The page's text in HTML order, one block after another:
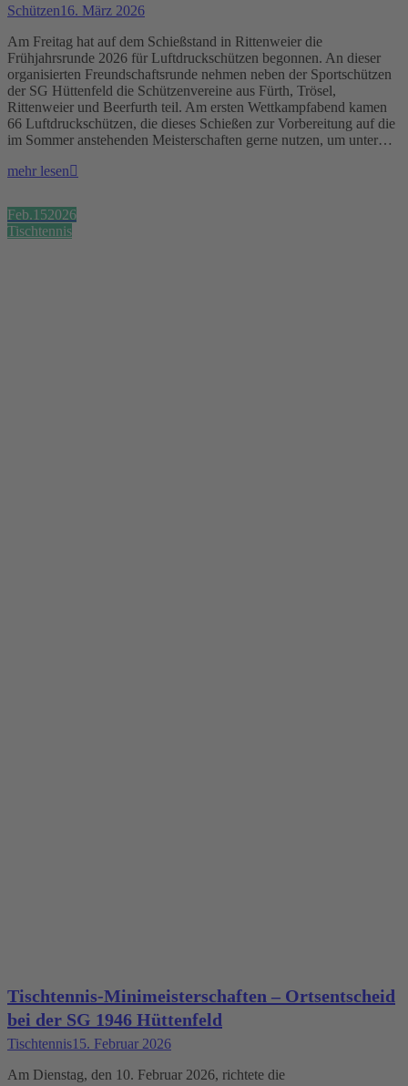
Schützen16. März 2026
Am Freitag hat auf dem Schießstand in Rittenweier die
Frühjahrsrunde 2026 für Luftdruckschützen begonnen. An dieser
organisierten Freundschaftsrunde nehmen neben der Sportschützen
der SG Hüttenfeld die Schützenvereine aus Fürth, Trösel,
Rittenweier und Beerfurth teil. Am ersten Wettkampfabend kamen
66 Luftdruckschützen, die dieses Schießen zur Vorbereitung auf die
im Sommer anstehenden Meisterschaften gerne nutzen, um unter…
mehr lesen
Feb.152026
Tischtennis
Tischtennis-Minimeisterschaften – Ortsentscheid
bei der SG 1946 Hüttenfeld
Tischtennis15. Februar 2026
Am Dienstag, den 10. Februar 2026, richtete die